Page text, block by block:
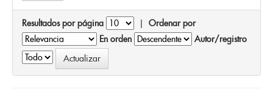
Resultados por página | Ordenar por
En orden
Autor/registro